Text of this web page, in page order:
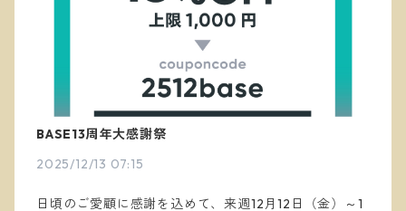
BASE13周年大感謝祭
2025/12/13 07:15
日頃のご愛顧に感謝を込めて、来週12月12日（金）～1